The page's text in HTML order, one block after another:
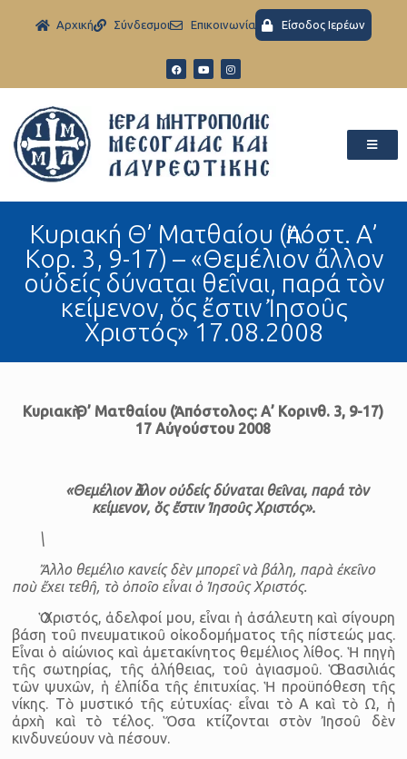
Aρχική Σύνδεσμοι Eπικοινωνία Είσοδος Ιερέων
Κυριακή Θ’ Ματθαίου (Ἀπόστ. Α’
Κορ. 3, 9-17) – «Θεμέλιον ἄλλον
οὐδείς δύναται θεῖναι, παρά τὸν
κείμενον, ὅς ἔστιν Ἰησοῦς
Χριστός» 17.08.2008
Κυριακὴ Θ’ Ματθαίου (Ἀπόστολος: Α’ Κορινθ. 3, 9-17)
17 Αὐγούστου 2008
«Θεμέλιον ἄλλον οὐδείς δύναται θεῖναι, παρά τὸν
κείμενον, ὅς ἔστιν Ἰησοῦς Χριστός».
\
Ἄλλο θεμέλιο κανείς δὲν μπορεῖ νὰ βάλη, παρὰ ἐκεῖνο
ποὺ ἔχει τεθῆ, τὸ ὁποῖο εἶναι ὁ Ἰησοῦς Χριστός.
Ὁ Χριστός, ἀδελφοί μου, εἶναι ἡ ἀσάλευτη καὶ σίγουρη
βάση τοῦ πνευματικοῦ οἰκοδομήματος τῆς πίστεώς μας.
Εἶναι ὁ αἰώνιος καὶ ἀμετακίνητος θεμέλιος λίθος. Ἡ πηγὴ
τῆς σωτηρίας, τῆς ἀλήθειας, τοῦ ἁγιασμοῦ. Ὁ Βασιλιάς
τῶν ψυχῶν, ἡ ἐλπίδα τῆς ἐπιτυχίας. Ἡ προϋπόθεση τῆς
νίκης. Τὸ μυστικό τῆς εὐτυχίας· εἶναι τὸ Α καὶ τὸ Ω, ἡ
ἀρχὴ καὶ τὸ τέλος. Ὅσα κτίζονται στὸν Ἰησοῦ δὲν
κινδυνεύουν νὰ πέσουν.